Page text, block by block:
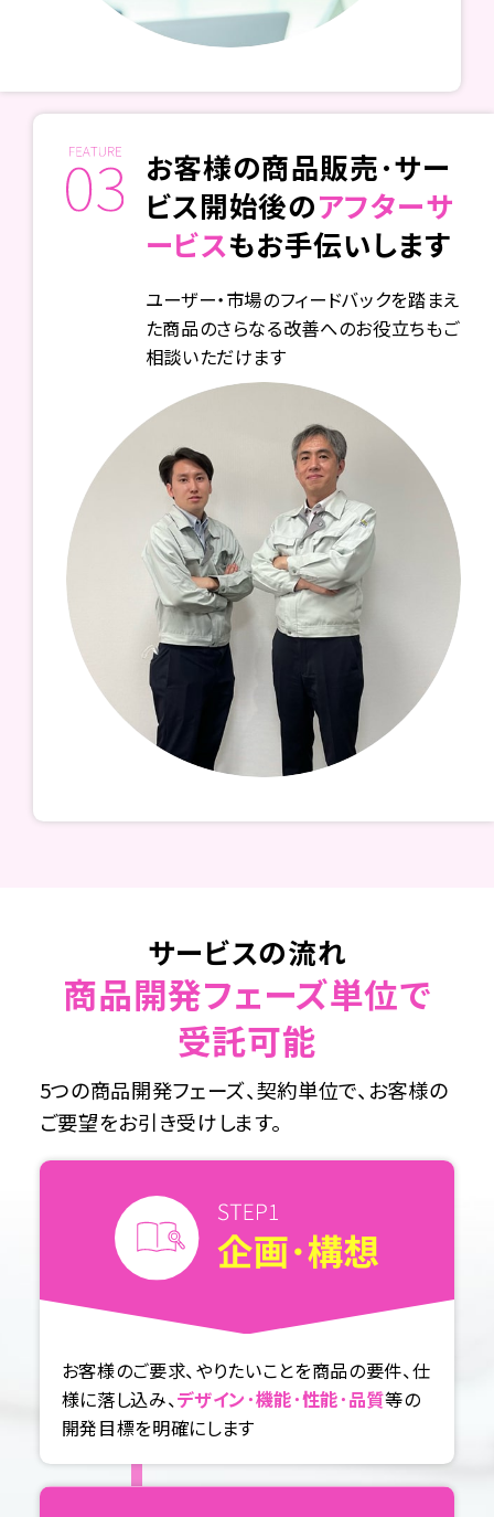
お客様の商品販売･サー
ビス開始後のアフターサ
ービスもお手伝いします
ユーザー・市場のフィードバックを踏まえ
た商品のさらなる改善へのお役立ちもご
相談いただけます
サービスの流れ
商品開発フェーズ単位で
受託可能
5つの商品開発フェーズ、契約単位で、お客様の
ご要望をお引き受けします。
お客様のご要求、やりたいことを商品の要件、仕
様に落し込み、デザイン･機能･性能･品質等の
開発目標を明確にします